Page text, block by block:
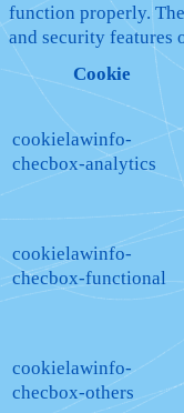
function properly.
and security features
Cookie
cookielawinfo-
checbox-analytics
cookielawinfo-
checbox-functional
cookielawinfo-
checbox-others